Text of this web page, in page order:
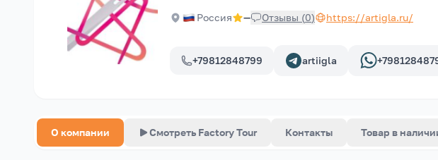
Россия — Отзывы (0) https://artigla.ru/
+79812848799 artiigla
О компании Смотреть Factory Tour Контакты Товар в